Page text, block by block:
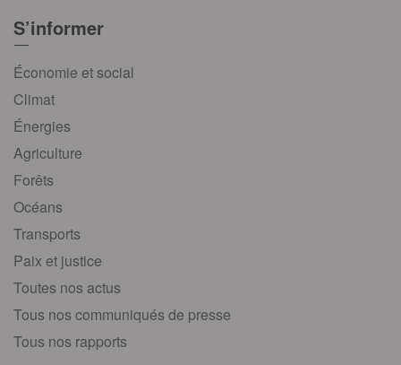
S’informer
Économie et social
Climat
Énergies
Agriculture
Forêts
Océans
Transports
Paix et justice
Toutes nos actus
Tous nos communiqués de presse
Tous nos rapports